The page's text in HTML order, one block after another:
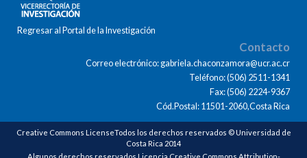
Regresar al Portal de la Investigación
Contacto
Correo electrónico: gabriela.chaconzamora@ucr.ac.cr
Teléfono: (506) 2511-1341
Fax: (506) 2224-9367
Cód.Postal: 11501-2060,Costa Rica
Creative Commons LicenseTodos los derechos reservados © Universidad de
Costa Rica 2014